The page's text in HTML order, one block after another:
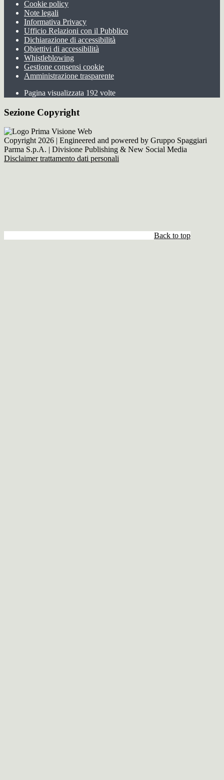
Cookie policy
Note legali
Informativa Privacy
Ufficio Relazioni con il Pubblico
Dichiarazione di accessibilità
Obiettivi di accessibilità
Whistleblowing
Gestione consensi cookie
Amministrazione trasparente
Pagina visualizzata 192 volte
Sezione Copyright
Copyright 2026 | Engineered and powered by Gruppo Spaggiari
Parma S.p.A. | Divisione Publishing & New Social Media
Disclaimer trattamento dati personali
Back to top